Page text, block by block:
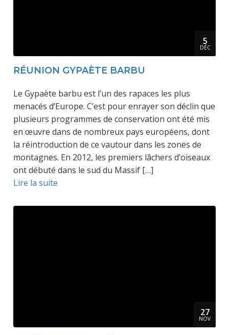
5
DÉC
RÉUNION GYPAÈTE BARBU
Le Gypaète barbu est l’un des rapaces les plus
menacés d’Europe. C’est pour enrayer son déclin que
plusieurs programmes de conservation ont été mis
en œuvre dans de nombreux pays européens, dont
la réintroduction de ce vautour dans les zones de
montagnes. En 2012, les premiers lâchers d’oiseaux
ont débuté dans le sud du Massif […]
Lire la suite
27
NOV